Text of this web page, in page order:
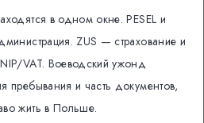
в одном окне. PESEL и
ZUS — страхование и
VAT. Воеводский ужонд
пребывания и часть документов,
жить в Польше.